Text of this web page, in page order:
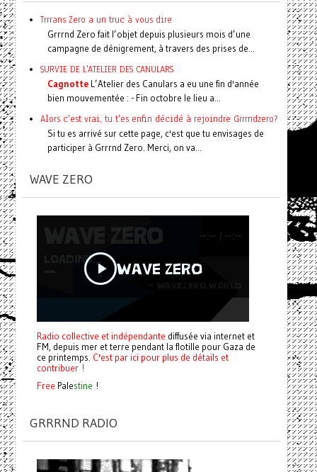
Trrrans Zero a un truc à vous dire
Grrrnd Zero fait l’objet depuis plusieurs mois d’une
campagne de dénigrement, à travers des prises de...
SURVIE DE L'ATELIER DES CANULARS
CagnotteL’Atelier des Canulars a eu une fin d'année
bien mouvementée : - Fin octobre le lieu a...
Alors c'est vrai, tu t'es enfin décidé à rejoindre Grrrndzero?
Si tu es arrivé sur cette page, c'est que tu envisages de
participer à Grrrnd Zero. Merci, on va...
WAVE ZERO
Radio collective et indépendante diffusée via internet et
FM, depuis mer et terre pendant la flotille pour Gaza de
ce printemps. C'est par ici pour plus de détails et
contribuer !
Free Palestine !
GRRRND RADIO